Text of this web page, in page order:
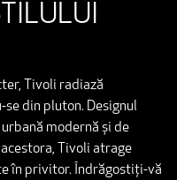
Tivoli radiază
din pluton. Designul
modernă și de
Tivoli atrage
în privitor. Îndrăgostiți-vă